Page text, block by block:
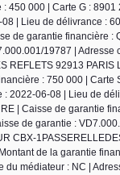
450 000 | Carte G :
| Lieu de délivrance :
de garantie financière :
19787 | Adresse
REFLETS 92913 PARIS
: 750 000 | Carte
2022-06-08 | Lieu de
| Caisse de garantie
de garantie :
CBX-
de la garantie
du médiateur : NC |